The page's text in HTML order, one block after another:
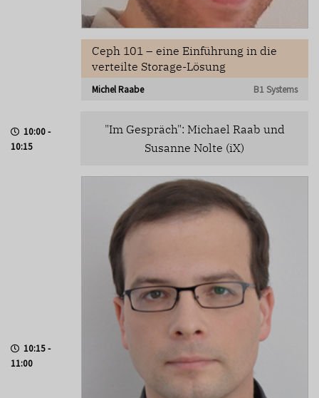
Ceph 101 – eine Einführung in die
verteilte Storage-Lösung
Michel Raabe B1 Systems
10:00 -
10:15
"Im Gespräch": Michael Raab und
Susanne Nolte (iX)
10:15 -
11:00